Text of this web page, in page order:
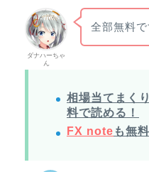
ダナハーちゃ
ん
全部無料で
相場当てまく
料で読める！
FX note も無